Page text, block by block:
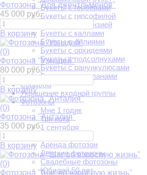
Букеты с герберами
Букеты с гипсофилой
Букеты с гортензией
Букеты с каллами
Букеты с лилиями
Букеты с орхидеями
Букеты с подсолнухами
Букеты с ранункулюсами
Букеты с тюльпанами
Свадьба
Украшение входной группы
Фотозоны
Мне 1 годик
Три кота
1 сентября
Аренда фотозон
Детские фотозоны
Свадебные фотозоны
Юбилей 50 лет
Фотозона "Для джентльменов"
45 000 руб.
В корзину
(0)
Фотозона "Уэнздей"
80 000 руб.
В корзину
(0)
Фотозона "Анталия"
35 000 руб.
В корзину
(0)
Фотозона "Шаг во взрослую жизнь"